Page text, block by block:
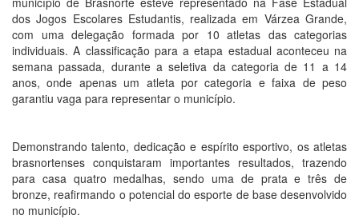
dos Jogos Escolares Estudantis, realizada em Várzea Grande,
com uma delegação formada por 10 atletas das categorias
individuais. A classificação para a etapa estadual aconteceu na
semana passada, durante a seletiva da categoria de 11 a 14
anos, onde apenas um atleta por categoria e faixa de peso
garantiu vaga para representar o município.
Demonstrando talento, dedicação e espírito esportivo, os atletas
brasnortenses conquistaram importantes resultados, trazendo
para casa quatro medalhas, sendo uma de prata e três de
bronze, reafirmando o potencial do esporte de base desenvolvido
no município.